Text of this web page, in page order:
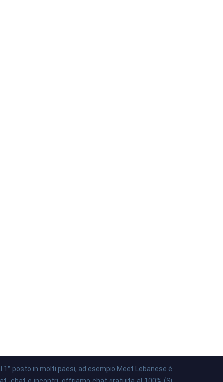
posto in molti paesi, ad esempio Meet Lebanese è